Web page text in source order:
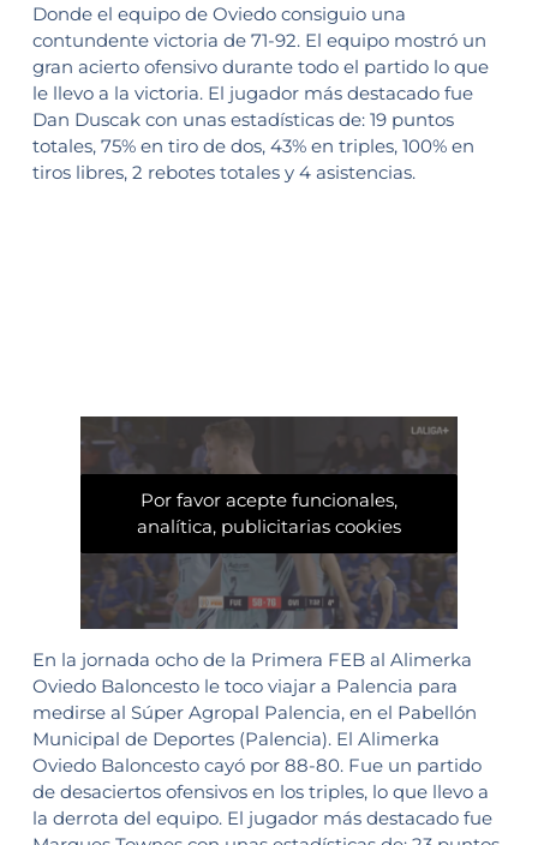
Donde el equipo de Oviedo consiguio una
contundente victoria de 71-92. El equipo mostró un
gran acierto ofensivo durante todo el partido lo que
le llevo a la victoria. El jugador más destacado fue
Dan Duscak con unas estadísticas de: 19 puntos
totales, 75% en tiro de dos, 43% en triples, 100% en
tiros libres, 2 rebotes totales y 4 asistencias.
Por favor acepte funcionales,
analítica, publicitarias cookies
En la jornada ocho de la Primera FEB al Alimerka
Oviedo Baloncesto le toco viajar a Palencia para
medirse al Súper Agropal Palencia, en el Pabellón
Municipal de Deportes (Palencia). El Alimerka
Oviedo Baloncesto cayó por 88-80. Fue un partido
de desaciertos ofensivos en los triples, lo que llevo a
la derrota del equipo. El jugador más destacado fue